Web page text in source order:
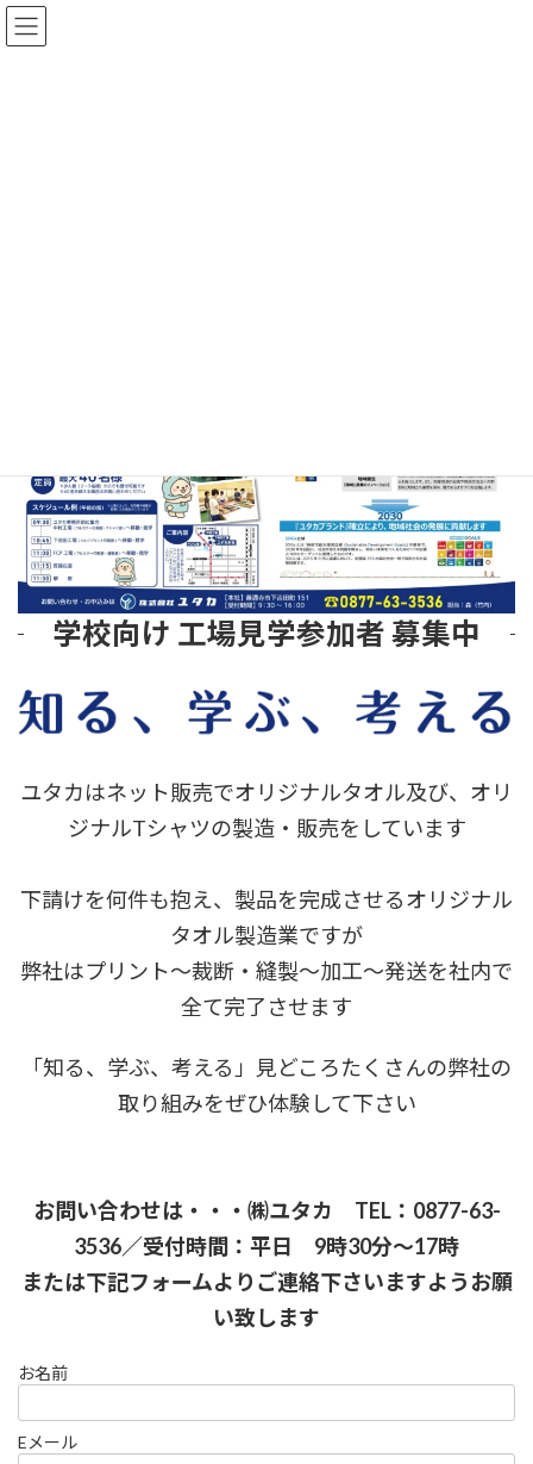
コ
ン
ナ
ビ
学校向け 工場見学参加者 募集中
ユタカはネット販売でオリジナルタオル及び、オリ
ジナルTシャツの製造・販売をしています
下請けを何件も抱え、製品を完成させるオリジナル
タオル製造業ですが
弊社はプリント～裁断・縫製～加工～発送を社内で
全て完了させます
「知る、学ぶ、考える」見どころたくさんの弊社の
取り組みをぜひ体験して下さい
お問い合わせは・・・㈱ユタカ TEL：0877-63-
3536／受付時間：平日 9時30分～17時
または下記フォームよりご連絡下さいますようお願
い致します
お名前
Eメール